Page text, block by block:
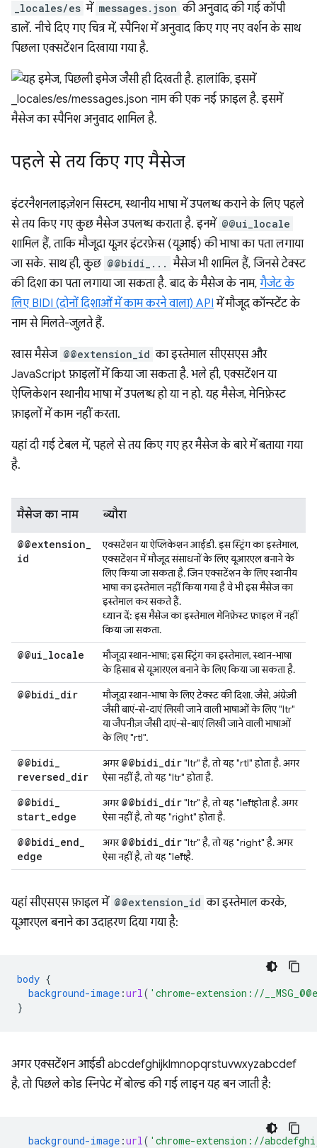
_locales/es में messages.json की अनुवाद की गई कॉपी
डालें. नीचे दिए गए चित्र में, स्पैनिश में अनुवाद किए गए नए वर्शन के साथ
पिछला एक्सटेंशन दिखाया गया है.
पहले से तय किए गए मैसेज
इंटरनैशनलाइज़ेशन सिस्टम, स्थानीय भाषा में उपलब्ध कराने के लिए पहले
से तय किए गए कुछ मैसेज उपलब्ध कराता है. इनमें @@ui_locale
शामिल हैं, ताकि मौजूदा यूज़र इंटरफ़ेस (यूआई) की भाषा का पता लगाया
जा सके. साथ ही, कुछ @@bidi_... मैसेज भी शामिल हैं, जिनसे टेक्स्ट
की दिशा का पता लगाया जा सकता है. बाद के मैसेज के नाम, गैजेट के
लिए BIDI (दोनों दिशाओं में काम करने वाला) API में मौजूद कॉन्स्टेंट के
नाम से मिलते-जुलते हैं.
खास मैसेज @@extension_id का इस्तेमाल सीएसएस और
JavaScript फ़ाइलों में किया जा सकता है. भले ही, एक्सटेंशन या
ऐप्लिकेशन स्थानीय भाषा में उपलब्ध हो या न हो. यह मैसेज, मेनिफ़ेस्ट
फ़ाइलों में काम नहीं करता.
यहां दी गई टेबल में, पहले से तय किए गए हर मैसेज के बारे में बताया गया
है.
मैसेज का नाम ब्यौरा
@@extension_
id
एक्सटेंशन या ऐप्लिकेशन आईडी. इस स्ट्रिंग का इस्तेमाल,
एक्सटेंशन में मौजूद संसाधनों के लिए यूआरएल बनाने के
लिए किया जा सकता है. जिन एक्सटेंशन के लिए स्थानीय
भाषा का इस्तेमाल नहीं किया गया है वे भी इस मैसेज का
इस्तेमाल कर सकते हैं.
ध्यान दें:इस मैसेज का इस्तेमाल मेनिफ़ेस्ट फ़ाइल में नहीं
किया जा सकता.
@@ui_locale
मौजूदा स्थान-भाषा; इस स्ट्रिंग का इस्तेमाल, स्थान-भाषा
के हिसाब से यूआरएल बनाने के लिए किया जा सकता है.
@@bidi_dir
मौजूदा स्थान-भाषा के लिए टेक्स्ट की दिशा. जैसे, अंग्रेज़ी
जैसी बाएं-से-दाएं लिखी जाने वाली भाषाओं के लिए "ltr"
या जैपनीज़ जैसी दाएं-से-बाएं लिखी जाने वाली भाषाओं
के लिए "rtl".
@@bidi_
reversed_dir
अगर@@bidi_dir"ltr" है, तो यह "rtl" होता है. अगर
ऐसा नहीं है, तो यह "ltr" होता है.
@@bidi_
start_edge
अगर@@bidi_dir"ltr" है, तो यह "left" होता है. अगर
ऐसा नहीं है, तो यह "right" होता है.
@@bidi_end_
edge
अगर@@bidi_dir"ltr" है, तो यह "right" है. अगर
ऐसा नहीं है, तो यह "left" है.
यहां सीएसएस फ़ाइल में @@extension_id का इस्तेमाल करके,
यूआरएल बनाने का उदाहरण दिया गया है:
body {
background-image :url( 'chrome-extension://
}
अगर एक्सटेंशन आईडी abcdefghijklmnopqrstuvwxyzabcdef
है, तो पिछले कोड स्निपेट में बोल्ड की गई लाइन यह बन जाती है:
background-image :url( 'chrome-extension://